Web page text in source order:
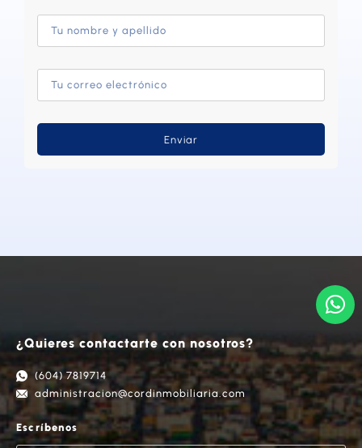
Enviar
¿Quieres contactarte con nosotros?
(604) 7819714
administracion@cordinmobiliaria.com
Escríbenos